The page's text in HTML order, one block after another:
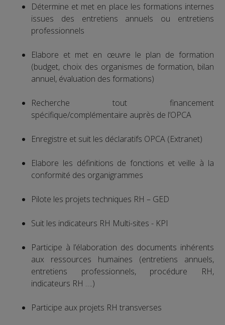
Détermine et met en place les formations internes
issues des entretiens annuels ou entretiens
professionnels
Elabore et met en œuvre le plan de formation
(budget, choix des organismes de formation, bilan
annuel, évaluation des formations)
Recherche tout financement
spécifique/complémentaire auprès de l’OPCA
Enregistre et suit les déclaratifs OPCA (Extranet)
Elabore les définitions de fonctions et veille à la
conformité des organigrammes
Pilote les projets techniques RH – GED
Suit les indicateurs RH Multi-sites - KPI
Participe à l’élaboration des documents inhérents
aux ressources humaines (entretiens annuels,
entretiens professionnels, procédure RH,
indicateurs RH ….)
Participe aux projets RH transverses